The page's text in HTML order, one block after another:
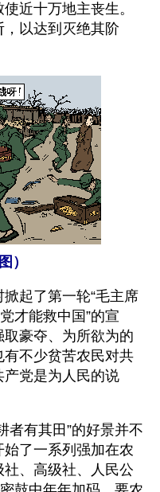
近十万地主丧生。
以达到灭绝其阶
）
起了第一轮“毛主席
才能救中国”的宣
豪夺、为所欲为的
不少贫苦农民对共
党是为人民的说
者有其田”的好景并不
了一系列强加在农
、高级社、人民公